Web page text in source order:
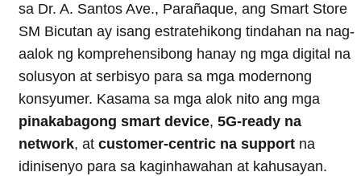
sa Dr. A. Santos Ave., Parañaque, ang Smart Store
SM Bicutan ay isang estratehikong tindahan na nag-
aalok ng komprehensibong hanay ng mga digital na
solusyon at serbisyo para sa mga modernong
konsyumer. Kasama sa mga alok nito ang mga
pinakabagong smart device, 5G-ready na
network, at customer-centric na support na
idinisenyo para sa kaginhawahan at kahusayan.